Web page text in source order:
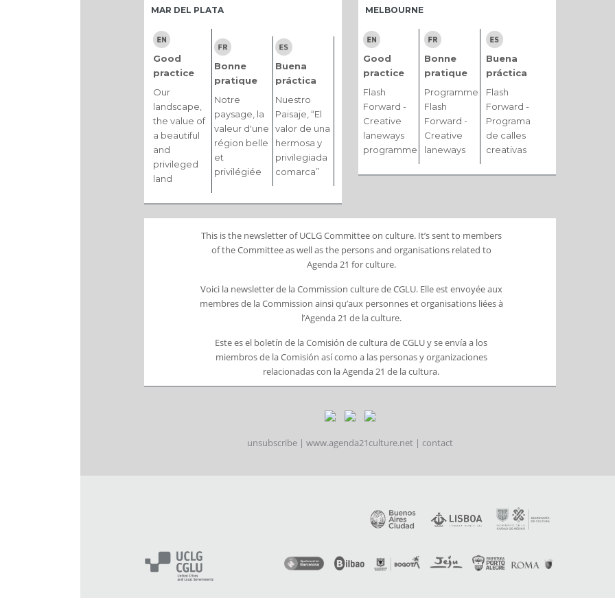
MAR DEL PLATA
Good
practice
Our
landscape,
the value of
a beautiful
and
privileged
land
Bonne
pratique
Notre
paysage, la
valeur d'une
région belle
et
privilégiée
Buena
práctica
Nuestro
Paisaje, “El
valor de una
hermosa y
privilegiada
comarca”
MELBOURNE
Good
practice
Flash
Forward -
Creative
laneways
programme
Bonne
pratique
Programme
Flash
Forward -
Creative
laneways
Buena
práctica
Flash
Forward -
Programa
de calles
creativas
This is the newsletter of UCLG Committee on culture. It’s sent to members
of the Committee as well as the persons and organisations related to
Agenda 21 for culture.
Voici la newsletter de la Commission culture de CGLU. Elle est envoyée aux
membres de la Commission ainsi qu’aux personnes et organisations liées à
l’Agenda 21 de la culture.
Este es el boletín de la Comisión de cultura de CGLU y se envía a los
miembros de la Comisión así como a las personas y organizaciones
relacionadas con la Agenda 21 de la cultura.
unsubscribe| www.agenda21culture.net| contact